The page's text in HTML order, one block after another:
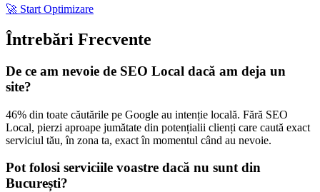
🚀 Start Optimizare
Întrebări Frecvente
De ce am nevoie de SEO Local dacă am deja un
site?
46% din toate căutările pe Google au intenție locală. Fără SEO
Local, pierzi aproape jumătate din potențialii clienți care caută exact
serviciul tău, în zona ta, exact în momentul când au nevoie.
Pot folosi serviciile voastre dacă nu sunt din
București?